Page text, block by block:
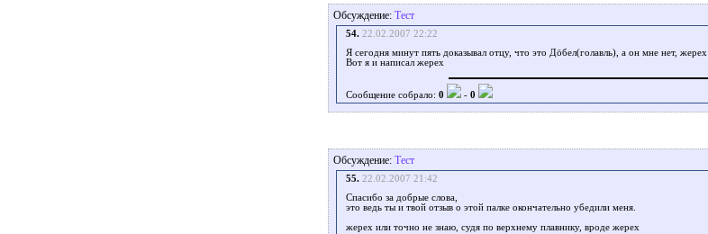
Обсуждение: Тест
54. 22.02.2007 22:22
Я сегодня минут пять доказывал отцу, что это Дöбел(голавль), а он мне нет, жерех
Вот я и написал жерех
Сообщение собрало: 0 - 0
Обсуждение: Тест
55. 22.02.2007 21:42
Спасибо за добрые слова,
это ведь ты и твой отзыв о этой палке окончательно убедили меня.
жерех или точно не знаю, судя по верхнему плавнику, вроде жерех